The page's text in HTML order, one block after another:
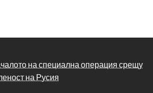
на специална операция срещу
на Русия